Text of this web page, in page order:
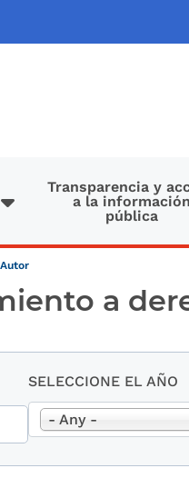
Transparencia y
a la información
pública
a
SELECCIONE EL AÑO
- Any -